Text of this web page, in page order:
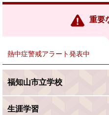
リ
重要
熱中症警戒アラート発表中
福知山市立学校
生涯学習